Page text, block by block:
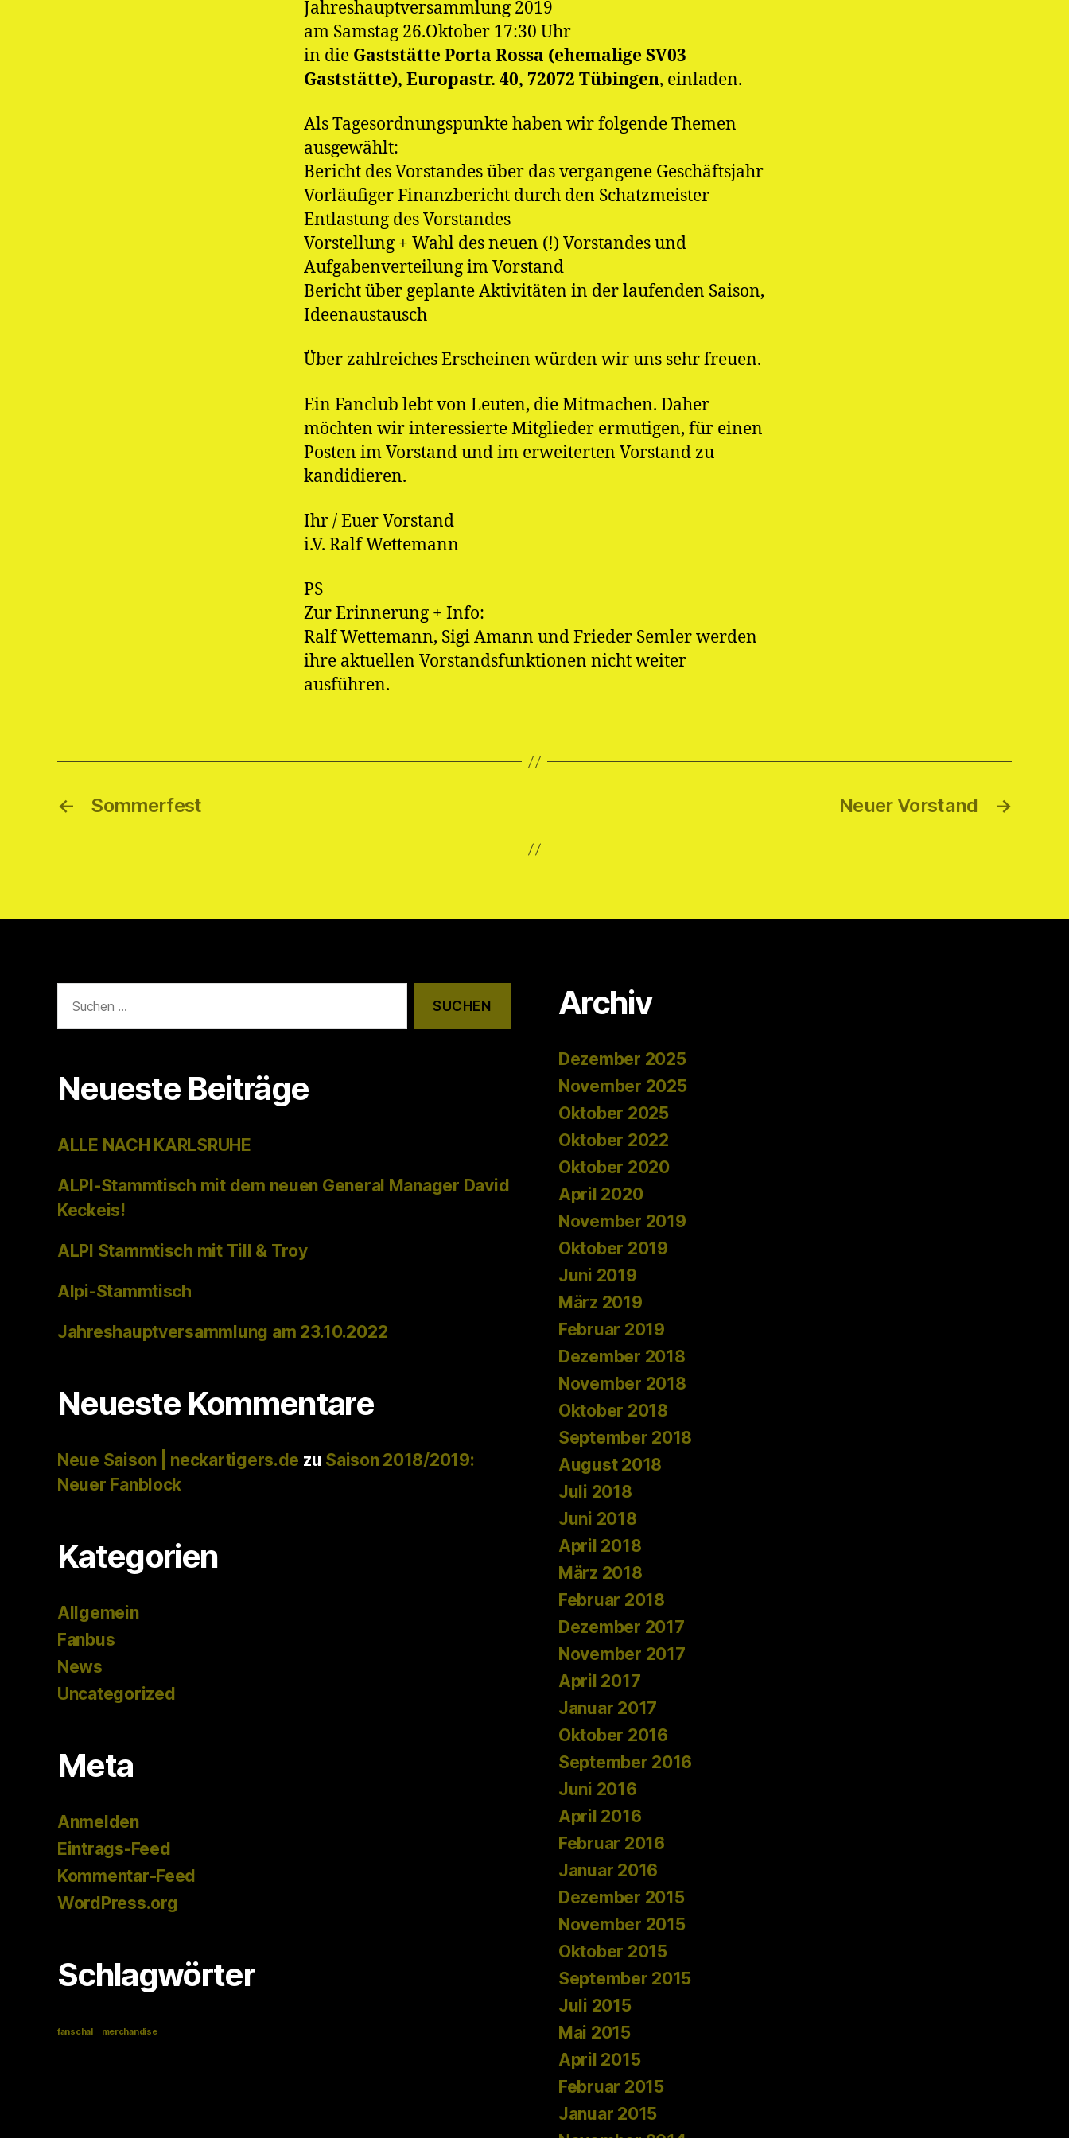
Jahreshauptversammlung 2019
am Samstag 26.Oktober 17:30 Uhr
in die Gaststätte Porta Rossa (ehemalige SV03
Gaststätte), Europastr. 40, 72072 Tübingen, einladen.
Als Tagesordnungspunkte haben wir folgende Themen
ausgewählt:
Bericht des Vorstandes über das vergangene Geschäftsjahr
Vorläufiger Finanzbericht durch den Schatzmeister
Entlastung des Vorstandes
Vorstellung + Wahl des neuen (!) Vorstandes und
Aufgabenverteilung im Vorstand
Bericht über geplante Aktivitäten in der laufenden Saison,
Ideenaustausch
Über zahlreiches Erscheinen würden wir uns sehr freuen.
Ein Fanclub lebt von Leuten, die Mitmachen. Daher
möchten wir interessierte Mitglieder ermutigen, für einen
Posten im Vorstand und im erweiterten Vorstand zu
kandidieren.
Ihr / Euer Vorstand
i.V. Ralf Wettemann
PS
Zur Erinnerung + Info:
Ralf Wettemann, Sigi Amann und Frieder Semler werden
ihre aktuellen Vorstandsfunktionen nicht weiter
ausführen.
← Sommerfest →
Neuer Vorstand
nach:
Neueste Beiträge
ALLE NACH KARLSRUHE
ALPI-Stammtisch mit dem neuen General Manager David
Keckeis!
ALPI Stammtisch mit Till & Troy
Alpi-Stammtisch
Jahreshauptversammlung am 23.10.2022
Neueste Kommentare
Neue Saison | neckartigers.de zu Saison 2018/2019:
Neuer Fanblock
Kategorien
Allgemein
Fanbus
News
Uncategorized
Meta
Anmelden
Eintrags-Feed
Kommentar-Feed
WordPress.org
Schlagwörter
fanschal merchandise
Archiv
Dezember 2025
November 2025
Oktober 2025
Oktober 2022
Oktober 2020
April 2020
November 2019
Oktober 2019
Juni 2019
März 2019
Februar 2019
Dezember 2018
November 2018
Oktober 2018
September 2018
August 2018
Juli 2018
Juni 2018
April 2018
März 2018
Februar 2018
Dezember 2017
November 2017
April 2017
Januar 2017
Oktober 2016
September 2016
Juni 2016
April 2016
Februar 2016
Januar 2016
Dezember 2015
November 2015
Oktober 2015
September 2015
Juli 2015
Mai 2015
April 2015
Februar 2015
Januar 2015